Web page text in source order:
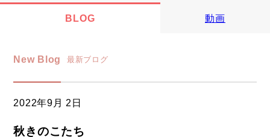
BLOG 動画
New Blog 最新ブログ
2022年9月 2日
秋きのこたち